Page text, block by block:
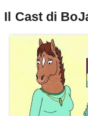
Il Cast di